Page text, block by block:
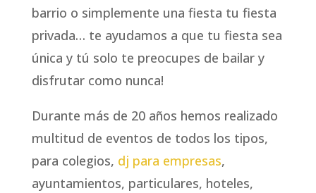
barrio o simplemente una fiesta tu fiesta
privada… te ayudamos a que tu fiesta sea
única y tú solo te preocupes de bailar y
disfrutar como nunca!
Durante más de 20 años hemos realizado
multitud de eventos de todos los tipos,
para colegios, dj para empresas,
ayuntamientos, particulares, hoteles,